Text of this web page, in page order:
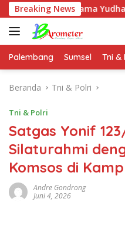
Langsung
ke
konten
Breaking News
Yudha Bersama
Palembang Sumsel Tni &
Beranda Tni & Polri
Tni & Polri
Satgas Yonif
Silaturahmi
Komsos di
Andre Gondrong
Juni 4, 2026